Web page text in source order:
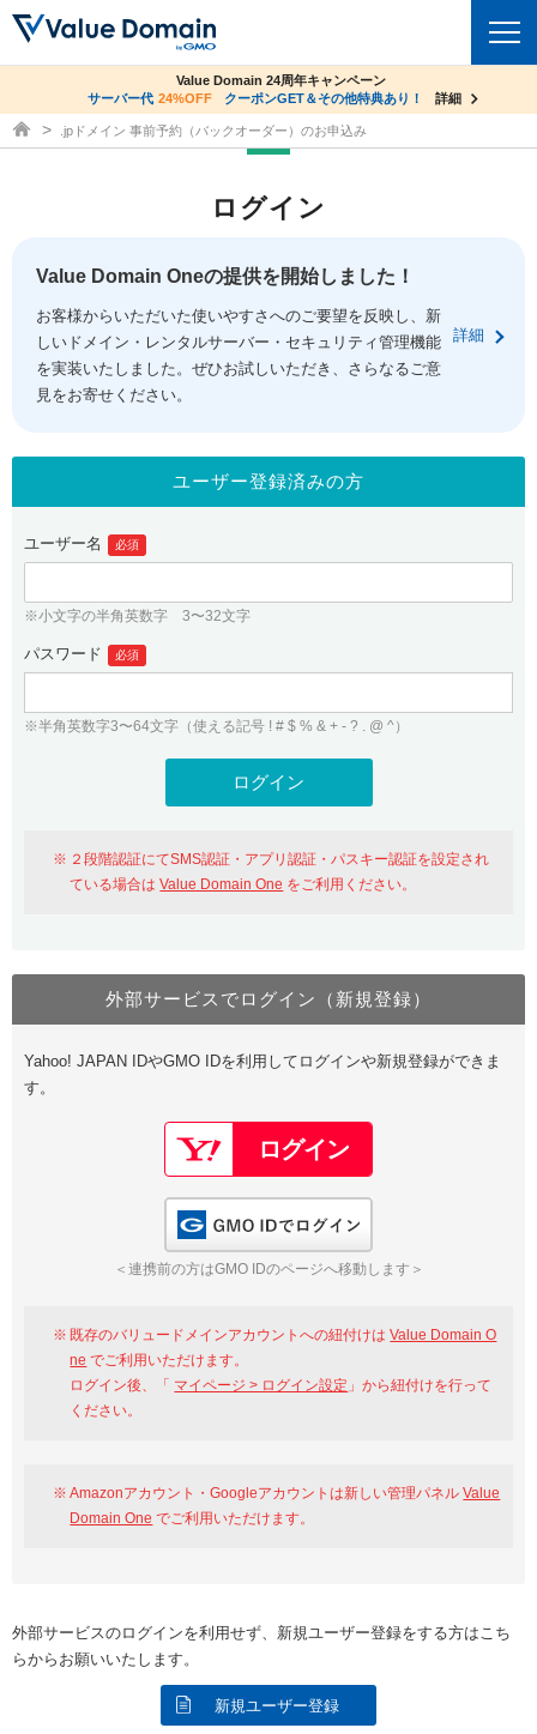
ドメイントップ
ドメイン移管
ドメイン価格一覧
ドメイン一括検索
.jpドメインオークション
gTLDオークション NEW!
.jpドメインバックオーダー
プレミアムドメイン
人気ドメインの種類
WHOIS検索
コアサーバー
バリューサーバー
XREA
セキュリティトップ
Value Domain ネットde診断
SSL証明書
サービストップ
お得意様割引
紹介制度
バリュードメインAPI
ドメイン・ホスティングOEM
facebook
ログイン
従来のバリュードメインをご利用希望の方
Value Domainにログイン
おすすめ One レンタルサーバーを含む最新の機能を使う方
Value Domain Oneにログイン
Google
GMO ID Amazon
※AmazonはValue Domain Oneのログイン画面へ遷移します
ユーザー登録
Value Domain Oneアカウント作成
以下でも登録可能
Google Yahoo!
GMO ID
co.jpドメイン✕コアサーバーV2ビジネス応援キャンペーン
サーバー料金1年間無料
詳細
Value Domain 24周年キャンペーン
サーバー代 24%OFF クーポンGET＆その他特典あり！ 詳細
ドメイン取得ならバリュードメイン
.jpドメイン 事前予約（バックオーダー）のお申込み
ログイン
Value Domain Oneの提供を開始しました！
お客様からいただいた使いやすさへのご要望を反映し、新
しいドメイン・レンタルサーバー・セキュリティ管理機能
を実装いたしました。ぜひお試しいただき、さらなるご意
見をお寄せください。
詳細
ユーザー登録済みの方
ユーザー名 必須
※小文字の半角英数字 3〜32文字
パスワード 必須
※半角英数字3〜64文字（使える記号 ! # $ % & + - ? . @ ^）
２段階認証にてSMS認証・アプリ認証・パスキー認証を設定され
ている場合はValue Domain One をご利用ください。
外部サービスでログイン（新規登録）
Yahoo! JAPAN IDやGMO IDを利用してログインや新規登録ができま
す。
＜連携前の方はGMO IDのページへ移動します＞
既存のバリュードメインアカウントへの紐付けはValue Domain O
ne でご利用いただけます。
ログイン後、「 マイページ > ログイン設定 」から紐付けを行って
ください。
Amazonアカウント・Googleアカウントは新しい管理パネルValue
Domain One でご利用いただけます。
外部サービスのログインを利用せず、新規ユーザー登録をする方はこち
らからお願いいたします。
新規ユーザー登録